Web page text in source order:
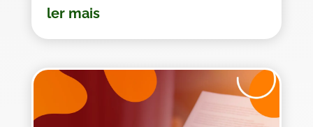
ler mais